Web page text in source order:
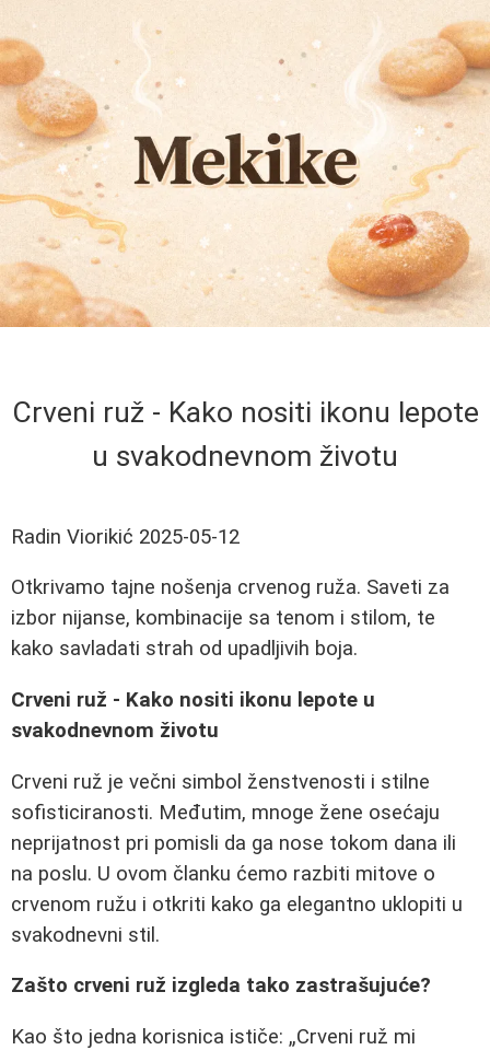
Crveni ruž - Kako nositi ikonu lepote
u svakodnevnom životu
Radin Viorikić 2025-05-12
Otkrivamo tajne nošenja crvenog ruža. Saveti za
izbor nijanse, kombinacije sa tenom i stilom, te
kako savladati strah od upadljivih boja.
Crveni ruž - Kako nositi ikonu lepote u
svakodnevnom životu
Crveni ruž je večni simbol ženstvenosti i stilne
sofisticiranosti. Međutim, mnoge žene osećaju
neprijatnost pri pomisli da ga nose tokom dana ili
na poslu. U ovom članku ćemo razbiti mitove o
crvenom ružu i otkriti kako ga elegantno uklopiti u
svakodnevni stil.
Zašto crveni ruž izgleda tako zastrašujuće?
Kao što jedna korisnica ističe:
Crveni ruž mi